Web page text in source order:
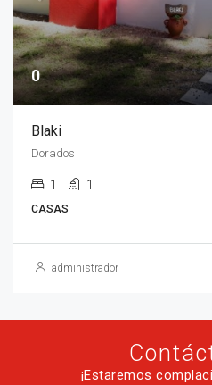
0
Blaki
Dorados
1 1
CASAS
administrador
¡Estaremos